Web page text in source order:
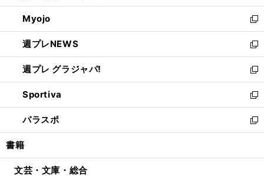
開
く
ウ
で
開
く
ン
ド
ウ
で
開
く
ウ
ィ
ン
ド
ウ
で
開
く
Myojo
新
し
い
ウ
ィ
ン
ド
ウ
で
開
週プレNEWS
新
し
い
ウ
ィ
ン
ド
ウ
開
週プレ グラジャパ!
新
し
い
ウ
ィ
ン
ウ
Sportiva
新
し
い
ウ
ン
パラスポ
新
し
ウ
書籍
文芸・文庫・総合